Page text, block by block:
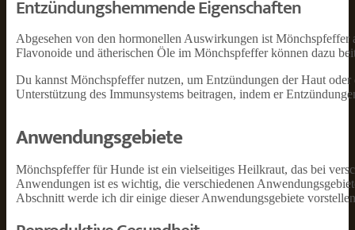
Entzündungshemmende Eigenschaften
Abgesehen von den hormonellen Auswirkungen ist Mönchspfeffer
Flavonoide und ätherischen Öle im Mönchspfeffer können dazu
Du kannst Mönchspfeffer nutzen, um Entzündungen der Haut
Unterstützung des Immunsystems beitragen, indem er
Anwendungsgebiete
Mönchspfeffer für Hunde ist ein vielseitiges Heilkraut, das bei
Anwendungen ist es wichtig, die verschiedenen
Abschnitt werde ich dir einige dieser Anwendungsgebiete